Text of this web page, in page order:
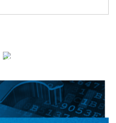
الهياكل الخاضعة